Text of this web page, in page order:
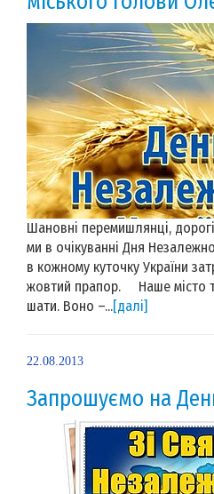
Шановні перемишлянці,
ми в очікуванні Дня
в кожному куточку України
жовтий прапор. Наше місто
шати. Воно –...[далі]
22.08.2013
Запрошуємо на